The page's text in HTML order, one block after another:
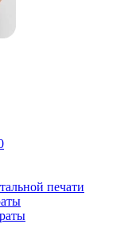
печати